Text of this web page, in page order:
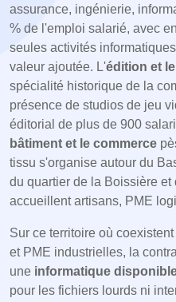
assurance, ingénierie,
% de l'emploi salarié, avec
seules activités
valeur ajoutée. L'édition et
spécialité historique de la
présence de studios de jeu
éditorial de plus de 900
bâtiment et le commerce
tissu s'organise autour du
du quartier de la Boissière
accueillent artisans, PME
Sur ce territoire où
et PME industrielles, la
une informatique
pour les fichiers lourds ni